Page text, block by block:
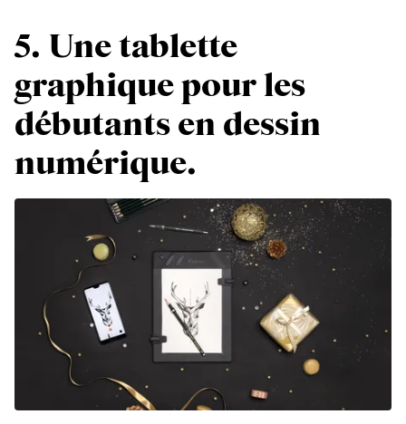
5. Une tablette
graphique pour les
débutants en dessin
numérique.